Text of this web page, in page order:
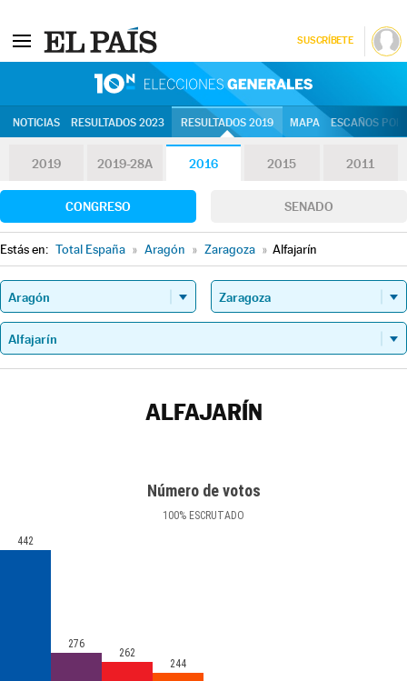
SUSCRÍBETE
NOTICIAS RESULTADOS 2023 RESULTADOS 2019 MAPA ESCAÑOS
2019 2019-28A 2016 2015 2011
CONGRESO SENADO
Estás en: Total España » Aragón » Zaragoza » Alfajarín
ALFAJARÍN
Número de votos
100% ESCRUTADO
442
276
262
244